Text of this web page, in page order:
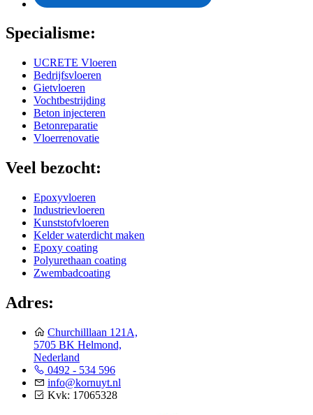
Specialisme:
UCRETE Vloeren
Bedrijfsvloeren
Gietvloeren
Vochtbestrijding
Beton injecteren
Betonreparatie
Vloerrenovatie
Veel bezocht:
Epoxyvloeren
Industrievloeren
Kunststofvloeren
Kelder waterdicht maken
Epoxy coating
Polyurethaan coating
Zwembadcoating
Adres:
Churchilllaan 121A,
5705 BK Helmond,
Nederland
0492 - 534 596
info@kornuyt.nl
Kvk: 17065328